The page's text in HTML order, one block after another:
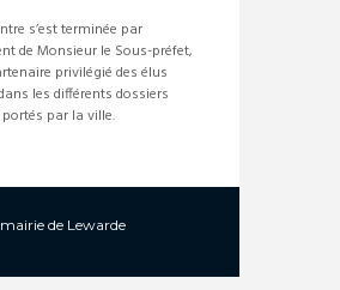
s’est terminée par
de Monsieur le Sous-préfet,
privilégié des élus
les différents dossiers
par la ville.
mairie de Lewarde